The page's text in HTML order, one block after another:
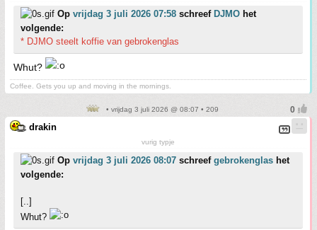
Op vrijdag 3 juli 2026 07:58 schreef DJMO het
volgende:
* DJMO steelt koffie van gebrokenglas
Whut?
Coffee. Gets you up and moving in the mornings.
• vrijdag 3 juli 2026 @ 08:07 • 209
drakin
vurig typje
Op vrijdag 3 juli 2026 08:07 schreef gebrokenglas het
volgende:
[..]
Whut?